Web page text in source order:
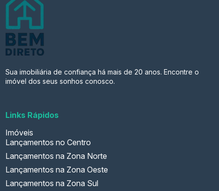
Sua imobiliária de confiança há mais de 20 anos. Encontre o
imóvel dos seus sonhos conosco.
Links Rápidos
Imóveis
Lançamentos no Centro
Lançamentos na Zona Norte
Lançamentos na Zona Oeste
Lançamentos na Zona Sul